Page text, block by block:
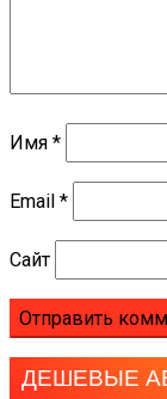
Имя *
Email *
Сайт
ДЕШЕВЫЕ